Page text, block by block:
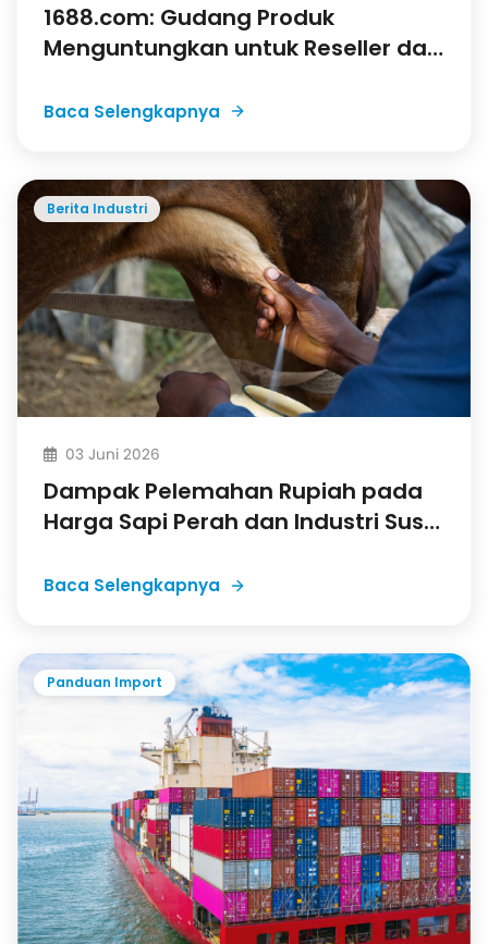
1688.com: Gudang Produk
Menguntungkan untuk Reseller dan
Baca Selengkapnya
Berita Industri
03 Juni 2026
Dampak Pelemahan Rupiah pada
Harga Sapi Perah dan Industri Susu
Baca Selengkapnya
Panduan Import